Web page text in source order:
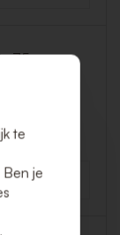
x75
te
je